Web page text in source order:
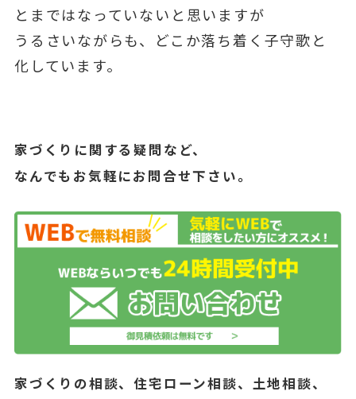
とまではなっていないと思いますが
うるさいながらも、どこか落ち着く子守歌と
化しています。
家づくりに関する疑問など、
なんでもお気軽にお問合せ下さい。
家づくりの相談、住宅ローン相談、土地相談、